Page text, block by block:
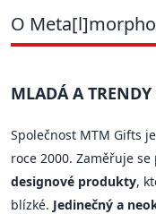
O
MLADÁ A TRENDY
Společnost MTM Gifts
roce 2000. Zaměřuje
designové produkty,
blízké. Jedinečný a